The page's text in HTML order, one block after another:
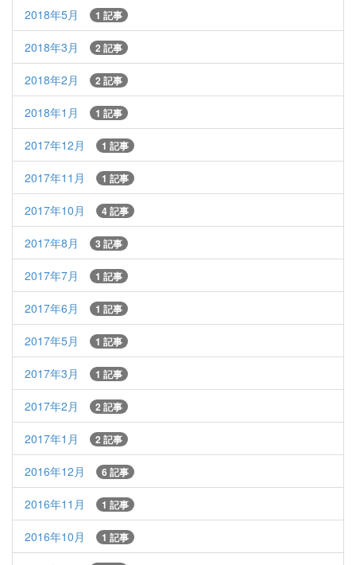
2018年5月 1 記事
2018年3月 2 記事
2018年2月 2 記事
2018年1月 1 記事
2017年12月 1 記事
2017年11月 1 記事
2017年10月 4 記事
2017年8月 3 記事
2017年7月 1 記事
2017年6月 1 記事
2017年5月 1 記事
2017年3月 1 記事
2017年2月 2 記事
2017年1月 2 記事
2016年12月 6 記事
2016年11月 1 記事
2016年10月 1 記事